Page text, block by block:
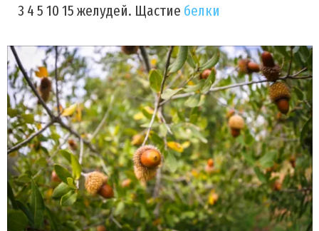
3 4 5 10 15 желудей. Щастие белки